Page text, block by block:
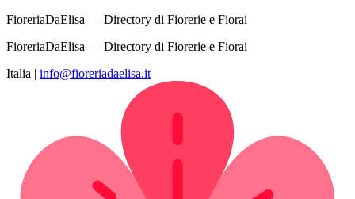
FioreriaDaElisa — Directory di Fiorerie e Fiorai
FioreriaDaElisa — Directory di Fiorerie e Fiorai
Italia | info@fioreriadaelisa.it